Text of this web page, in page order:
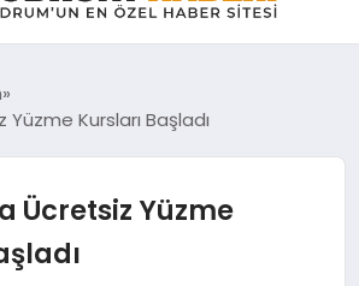
Kursları Başladı
Ücretsiz Yüzme